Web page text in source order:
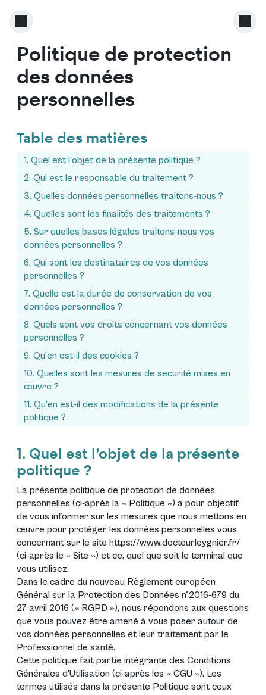
Politique de protection
des données
personnelles
Table des matières
1. Quel est l’objet de la présente politique ?
2. Qui est le responsable du traitement ?
3. Quelles données personnelles traitons-nous ?
4. Quelles sont les finalités des traitements ?
5. Sur quelles bases légales traitons-nous vos
données personnelles ?
6. Qui sont les destinataires de vos données
personnelles ?
7. Quelle est la durée de conservation de vos
données personnelles ?
8. Quels sont vos droits concernant vos données
personnelles ?
9. Qu’en est-il des cookies ?
10. Quelles sont les mesures de securité mises en
œuvre ?
11. Qu’en est-il des modifications de la présente
politique ?
1. Quel est l’objet de la présente
politique ?
La présente politique de protection de données
personnelles (ci-après la « Politique ») a pour objectif
de vous informer sur les mesures que nous mettons en
œuvre pour protéger les données personnelles vous
concernant sur le site https://www.docteurleygnier.fr/
(ci-après le « Site ») et ce, quel que soit le terminal que
vous utilisez.
Dans le cadre du nouveau Règlement européen
Général sur la Protection des Données n°2016-679 du
27 avril 2016 (« RGPD »), nous répondons aux questions
que vous pouvez être amené à vous poser autour de
vos données personnelles et leur traitement par le
Professionnel de santé.
Cette politique fait partie intégrante des Conditions
Générales d’Utilisation (ci-après les « CGU »). Les
termes utilisés dans la présente Politique sont ceux